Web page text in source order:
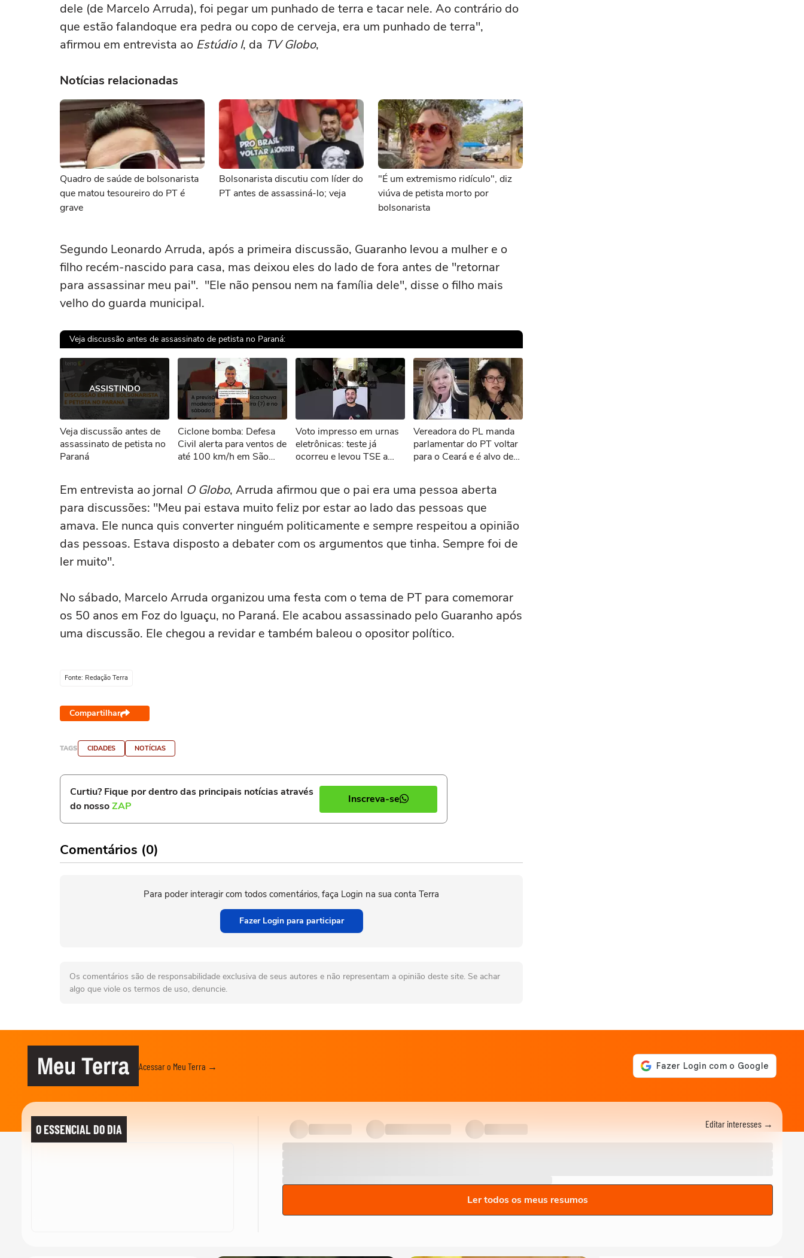
dele (de Marcelo Arruda), foi pegar um punhado de terra e tacar nele. Ao contrário do
que estão falandoque era pedra ou copo de cerveja, era um punhado de terra",
afirmou em entrevista ao Estúdio I, da TV Globo,
Notícias relacionadas
Quadro de saúde de bolsonarista
que matou tesoureiro do PT é
grave
Bolsonarista discutiu com líder do
PT antes de assassiná-lo; veja
"É um extremismo ridículo", diz
viúva de petista morto por
bolsonarista
Segundo Leonardo Arruda, após a primeira discussão, Guaranho levou a mulher e o
filho recém-nascido para casa, mas deixou eles do lado de fora antes de "retornar
para assassinar meu pai". "Ele não pensou nem na família dele", disse o filho mais
velho do guarda municipal.
Veja discussão antes de assassinato de petista no Paraná:
Ops!
Não foi possível reproduzir o vídeo
Tentar novamente
ASSISTINDO
Veja discussão antes de
assassinato de petista no
Paraná
Ciclone bomba: Defesa
Civil alerta para ventos de
até 100 km/h em São
Voto impresso em urnas
eletrônicas: teste já
ocorreu e levou TSE a
Vereadora do PL manda
parlamentar do PT voltar
para o Ceará e é alvo de
encher o saco aqui'
Em entrevista ao jornal O Globo, Arruda afirmou que o pai era uma pessoa aberta
para discussões: "Meu pai estava muito feliz por estar ao lado das pessoas que
amava. Ele nunca quis converter ninguém politicamente e sempre respeitou a opinião
das pessoas. Estava disposto a debater com os argumentos que tinha. Sempre foi de
ler muito".
No sábado, Marcelo Arruda organizou uma festa com o tema de PT para comemorar
os 50 anos em Foz do Iguaçu, no Paraná. Ele acabou assassinado pelo Guaranho após
uma discussão. Ele chegou a revidar e também baleou o opositor político.
Fonte: Redação Terra
Compartilhar
TAGS CIDADES NOTÍCIAS
Curtiu? Fique por dentro das principais notícias através
do nossoZAP
Inscreva-se
Comentários (0)
Para poder interagir com todos comentários, faça Login na sua conta Terra
Fazer Login para participar
Os comentários são de responsabilidade exclusiva de seus autores e não representam a opinião deste site. Se achar
algo que viole os termos de uso, denuncie.
Meu Terra Acessar o Meu Terra →
O ESSENCIAL DO DIA Editar interesses →
Ler todos os meus resumos